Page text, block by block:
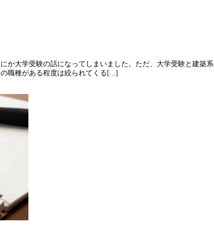
大学受験の話になってしまいました。ただ、大学受験と建築
職種がある程度は絞られてくる[...]